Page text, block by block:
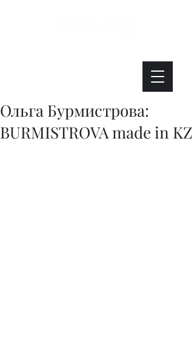
Ольга Бурмистрова:
BURMISTROVA made in KZ